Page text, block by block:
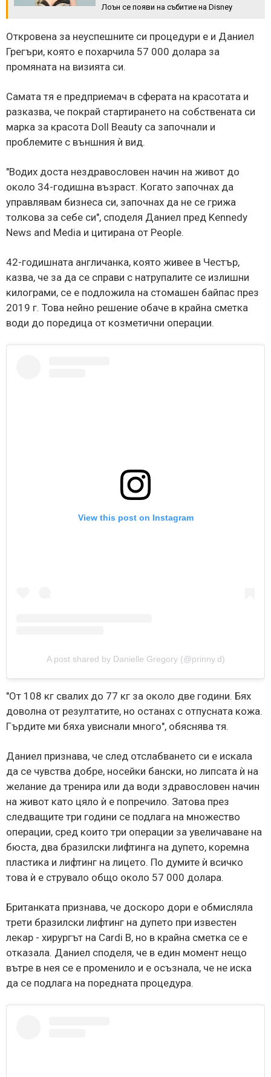
Лоън се появи на събитие на Disney
Откровена за неуспешните си процедури е и Даниел
Грегъри, която е похарчила 57 000 долара за
промяната на визията си.
Самата тя е предприемач в сферата на красотата и
разказва, че покрай стартирането на собствената си
марка за красота Doll Beauty са започнали и
проблемите с външния ѝ вид.
"Водих доста нездравословен начин на живот до
около 34-годишна възраст. Когато започнах да
управлявам бизнеса си, започнах да не се грижа
толкова за себе си", споделя Даниел пред Kennedy
News and Media и цитирана от People.
42-годишната англичанка, която живее в Честър,
казва, че за да се справи с натрупалите се излишни
килограми, се е подложила на стомашен байпас през
2019 г. Това нейно решение обаче в крайна сметка
води до поредица от козметични операции.
View this post on Instagram
A post shared by Danielle Gregory (@prinny.d)
"От 108 кг свалих до 77 кг за около две години. Бях
доволна от резултатите, но останах с отпусната кожа.
Гърдите ми бяха увиснали много", обяснява тя.
Даниел признава, че след отслабването си е искала
да се чувства добре, носейки бански, но липсата ѝ на
желание да тренира или да води здравословен начин
на живот като цяло ѝ е попречило. Затова през
следващите три години се подлага на множество
операции, сред които три операции за увеличаване на
бюста, два бразилски лифтинга на дупето, коремна
пластика и лифтинг на лицето. По думите ѝ всичко
това ѝ е струвало общо около 57 000 долара.
Британката признава, че доскоро дори е обмисляла
трети бразилски лифтинг на дупето при известен
лекар - хирургът на Cardi B, но в крайна сметка се е
отказала. Даниел споделя, че в един момент нещо
вътре в нея се е променило и е осъзнала, че не иска
да се подлага на поредната процедура.